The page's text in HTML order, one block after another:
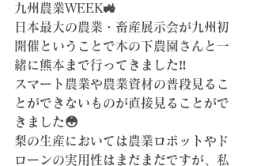
九州農業WEEK🚜
日本最大の農業・畜産展示会が九州初
開催ということで木の下農園さんと一
緒に熊本まで行ってきました‼️
スマート農業や農業資材の普段見るこ
とができないものが直接見ることがで
きました😳
梨の生産においては農業ロボットやド
ローンの実用性はまだまだですが、私